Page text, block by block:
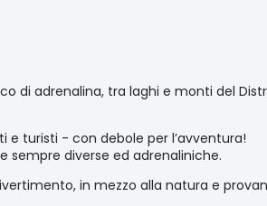
di adrenalina, tra laghi e monti del
e turisti - con debole per l’avventura!
sempre diverse ed adrenaliniche.
in mezzo alla natura e